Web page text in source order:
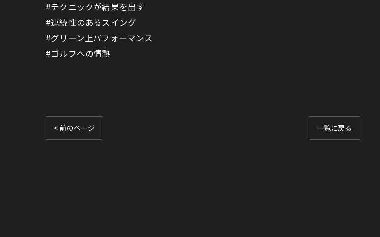
#テクニックが結果を出す
#連続性のあるスイング
#グリーン上パフォーマンス
#ゴルフへの情熱
< 前のページ 一覧に戻る